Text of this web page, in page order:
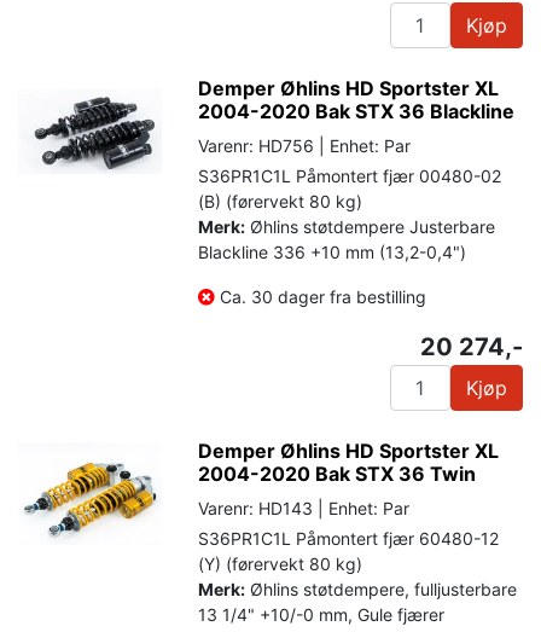
Kjøp
Demper Øhlins HD Sportster XL
2004-2020 Bak STX 36 Blackline
Varenr: HD756 | Enhet: Par
S36PR1C1L Påmontert fjær 00480-02
(B) (førervekt 80 kg)
Merk: Øhlins støtdempere Justerbare
Blackline 336 +10 mm (13,2-0,4")
Ca. 30 dager fra bestilling
20 274,-
Kjøp
Demper Øhlins HD Sportster XL
2004-2020 Bak STX 36 Twin
Varenr: HD143 | Enhet: Par
S36PR1C1L Påmontert fjær 60480-12
(Y) (førervekt 80 kg)
Merk: Øhlins støtdempere, fulljusterbare
13 1/4" +10/-0 mm, Gule fjærer